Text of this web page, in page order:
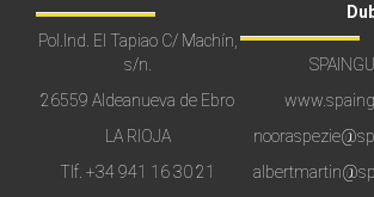
Pol.Ind. El Tapiao C/ Machín,
s/n.
26559 Aldeanueva de Ebro
LA RIOJA
Tlf.+34 941 16 30 21